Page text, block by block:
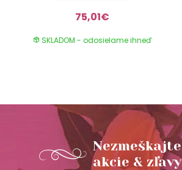
75,01€
SKLADOM - odosielame ihneď
Nezmeškajte
akcie & zľavy